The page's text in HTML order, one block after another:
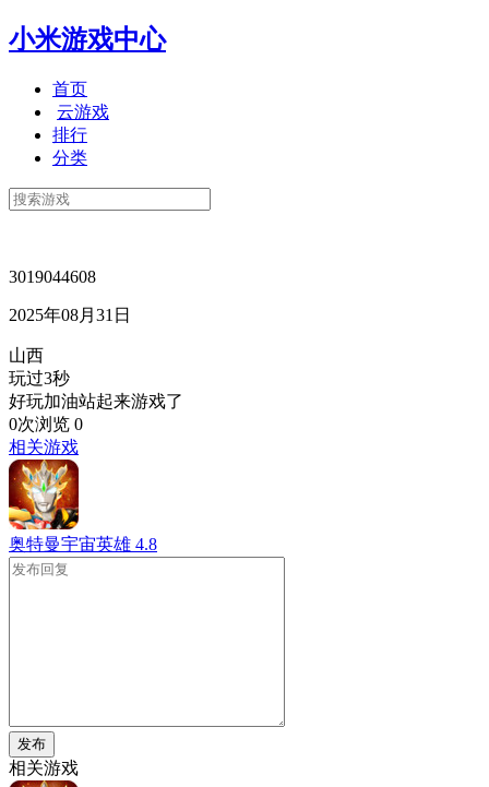
小米游戏中心
首页
云游戏
排行
分类
3019044608
2025年08月31日
山西
玩过3秒
好玩加油站起来游戏了
0次浏览 0
相关游戏
奥特曼宇宙英雄 4.8
发布
相关游戏